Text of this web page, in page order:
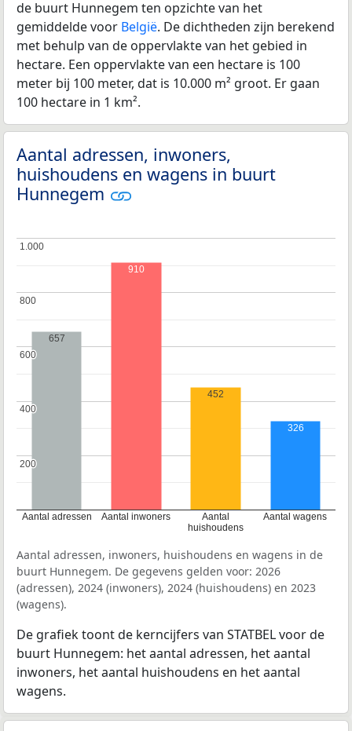
de buurt Hunnegem ten opzichte van het
gemiddelde voor België. De dichtheden zijn berekend
met behulp van de oppervlakte van het gebied in
hectare. Een oppervlakte van een hectare is 100
meter bij 100 meter, dat is 10.000 m² groot. Er gaan
100 hectare in 1 km².
Aantal adressen, inwoners,
huishoudens en wagens in buurt
Hunnegem
Aantal adressen Aantal inwoners
Aantal
huishoudens
Aantal wagens
200
200
400
400
600
600
800
800
1.000
1.000
657
910
452
326
Aantal adressen, inwoners, huishoudens en wagens in de
buurt Hunnegem. De gegevens gelden voor: 2026
(adressen), 2024 (inwoners), 2024 (huishoudens) en 2023
(wagens).
De grafiek toont de kerncijfers van STATBEL voor de
buurt Hunnegem: het aantal adressen, het aantal
inwoners, het aantal huishoudens en het aantal
wagens.